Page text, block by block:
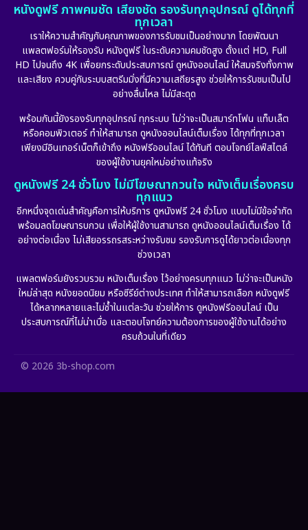
Emotional (101)
Epic มหากาพย์ (17)
Erotic (10)
Fantasy จินตนาการ (253)
Film
Gothic (6)
HBO GO (10)
HBO Max (2)
Healing
Heist (7)
หนังดูฟรี ภาพคมชัด เสียงชัด รองรับทุกอุปกรณ์ ดูได้ทุกที่
ทุกเวลา
เราให้ความสำคัญกับคุณภาพของการรับชมเป็นอย่างมาก โดยพัฒนา
แพลตฟอร์มให้รองรับ หนังดูฟรี ในระดับความคมชัดสูง ตั้งแต่ HD, Full
HD ไปจนถึง 4K เพื่อยกระดับประสบการณ์ ดูหนังออนไลน์ ให้สมจริงทั้งภาพ
และเสียง ควบคู่กับระบบสตรีมมิ่งที่มีความเสถียรสูง ช่วยให้การรับชมเป็นไป
อย่างลื่นไหล ไม่มีสะดุด
พร้อมกันนี้ยังรองรับทุกอุปกรณ์ ทุกระบบ ไม่ว่าจะเป็นสมาร์ทโฟน แท็บเล็ต
หรือคอมพิวเตอร์ ทำให้สามารถ ดูหนังออนไลน์เต็มเรื่อง ได้ทุกที่ทุกเวลา
เพียงมีอินเทอร์เน็ตก็เข้าถึง หนังฟรีออนไลน์ ได้ทันที ตอบโจทย์ไลฟ์สไตล์
ของผู้ใช้งานยุคใหม่อย่างแท้จริง
ดูหนังฟรี 24 ชั่วโมง ไม่มีโฆษณากวนใจ หนังเต็มเรื่องครบ
ทุกแนว
อีกหนึ่งจุดเด่นสำคัญคือการให้บริการ ดูหนังฟรี 24 ชั่วโมง แบบไม่มีข้อจำกัด
พร้อมลดโฆษณารบกวน เพื่อให้ผู้ใช้งานสามารถ ดูหนังออนไลน์เต็มเรื่อง ได้
อย่างต่อเนื่อง ไม่เสียอรรถรสระหว่างรับชม รองรับการดูได้ยาวต่อเนื่องทุก
ช่วงเวลา
แพลตฟอร์มยังรวบรวม หนังเต็มเรื่อง ไว้อย่างครบทุกแนว ไม่ว่าจะเป็นหนัง
ใหม่ล่าสุด หนังยอดนิยม หรือซีรีย์ต่างประเทศ ทำให้สามารถเลือก หนังดูฟรี
ได้หลากหลายและไม่ซ้ำในแต่ละวัน ช่วยให้การ ดูหนังฟรีออนไลน์ เป็น
ประสบการณ์ที่ไม่น่าเบื่อ และตอบโจทย์ความต้องการของผู้ใช้งานได้อย่าง
ครบถ้วนในที่เดียว
© 2026 3b-shop.com